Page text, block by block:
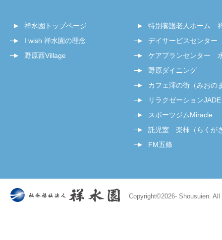
祥水園トップページ
I wish 祥水園の理念
野原西Village
特別養護老人ホーム
デイサービスセンタ
ケアプランセンター
野原ダイニング
カフェ澪の街（みおの
リラクゼーションJADE
スポーツジムMiracle
託児室 楽柿（らくが
FM五條
Copyright©2026- Shousuien.